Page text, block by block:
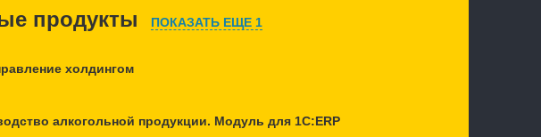
продукты ПОКАЗАТЬ ЕЩЕ 1
холдингом
алкогольной продукции. Модуль для 1С:ERP